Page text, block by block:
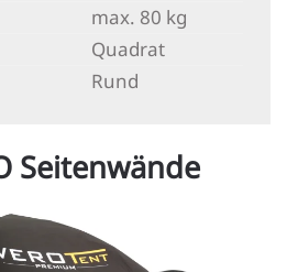
max. 80 kg
Quadrat
Rund
Seitenwände